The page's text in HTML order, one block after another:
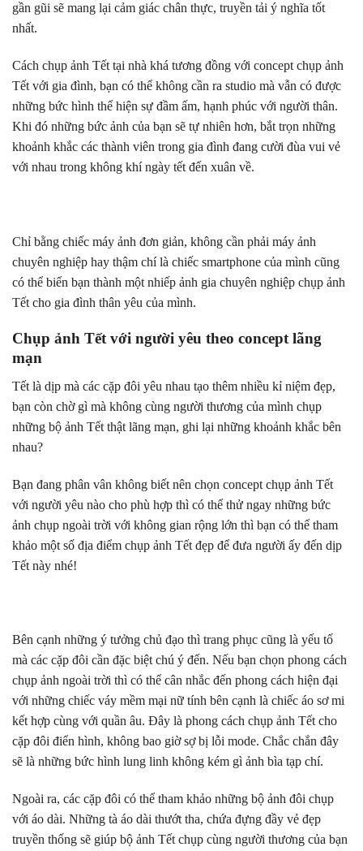
gần gũi sẽ mang lại cảm giác chân thực, truyền tải ý nghĩa tốt
nhất.
Cách chụp ảnh Tết tại nhà khá tương đồng với concept chụp ảnh
Tết với gia đình, bạn có thể không cần ra studio mà vẫn có được
những bức hình thể hiện sự đầm ấm, hạnh phúc với người thân.
Khi đó những bức ảnh của bạn sẽ tự nhiên hơn, bắt trọn những
khoảnh khắc các thành viên trong gia đình đang cười đùa vui vẻ
với nhau trong không khí ngày tết đến xuân về.
Chỉ bằng chiếc máy ảnh đơn giản, không cần phải máy ảnh
chuyên nghiệp hay thậm chí là chiếc smartphone của mình cũng
có thể biến bạn thành một nhiếp ảnh gia chuyên nghiệp chụp ảnh
Tết cho gia đình thân yêu của mình.
Chụp ảnh Tết với người yêu theo concept lãng
mạn
Tết là dịp mà các cặp đôi yêu nhau tạo thêm nhiều kỉ niệm đẹp,
bạn còn chờ gì mà không cùng người thương của mình chụp
những bộ ảnh Tết thật lãng mạn, ghi lại những khoảnh khắc bên
nhau?
Bạn đang phân vân không biết nên chọn concept chụp ảnh Tết
với người yêu nào cho phù hợp thì có thể thử ngay những bức
ảnh chụp ngoài trời với không gian rộng lớn thì bạn có thể tham
khảo một số địa điểm chụp ảnh Tết đẹp để đưa người ấy đến dịp
Tết này nhé!
Bên cạnh những ý tưởng chủ đạo thì trang phục cũng là yếu tố
mà các cặp đôi cần đặc biệt chú ý đến. Nếu bạn chọn phong cách
chụp ảnh ngoài trời thì có thể cân nhắc đến phong cách hiện đại
với những chiếc váy mềm mại nữ tính bên cạnh là chiếc áo sơ mi
kết hợp cùng với quần âu. Đây là phong cách chụp ảnh Tết cho
cặp đôi điển hình, không bao giờ sợ bị lỗi mode. Chắc chắn đây
sẽ là những bức hình lung linh không kém gì ảnh bìa tạp chí.
Ngoài ra, các cặp đôi có thể tham khảo những bộ ảnh đôi chụp
với áo dài. Những tà áo dài thướt tha, chứa đựng đầy vẻ đẹp
truyền thống sẽ giúp bộ ảnh Tết chụp cùng người thương của bạn